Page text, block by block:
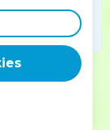
la vigne de
cuve de la
de la ville. Du